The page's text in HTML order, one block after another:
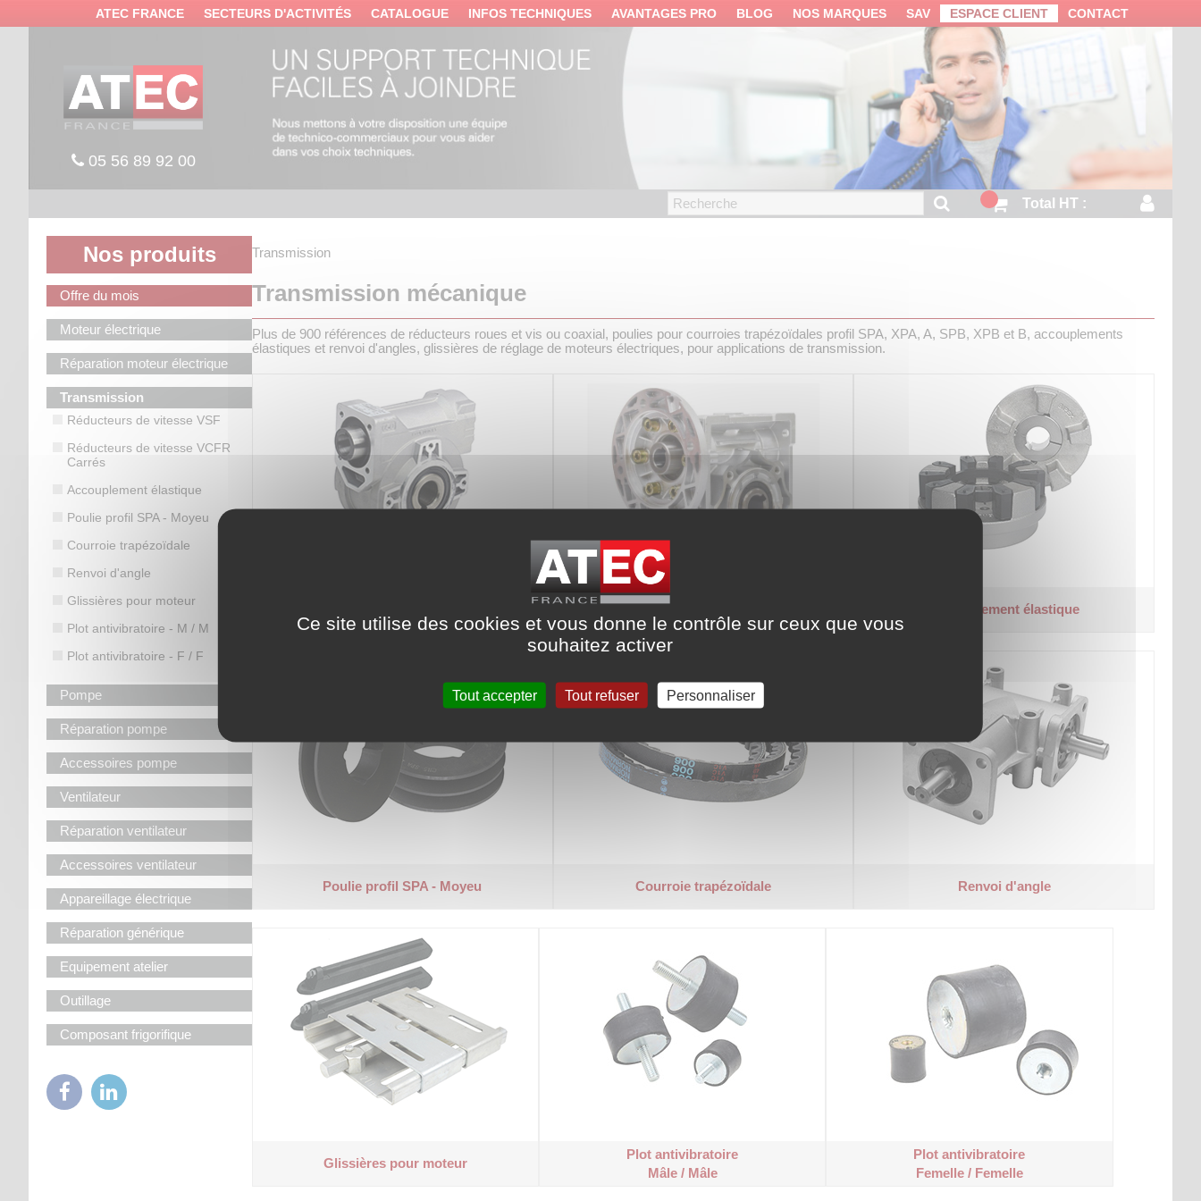
ATEC FRANCE SECTEURS D'ACTIVITÉS CATALOGUE INFOS TECHNIQUES AVANTAGES PRO BLOG NOS MARQUES SAV ESPACE CLIENT CONTACT
05 56 89 92 00
Total HT :
Nos produits
Offre du mois
Moteur électrique
Réparation moteur électrique
Transmission
Réducteurs de vitesse VSF
Réducteurs de vitesse VCFR
Carrés
Accouplement élastique
Poulie profil SPA - Moyeu
Courroie trapézoïdale
Renvoi d'angle
Glissières pour moteur
Plot antivibratoire - M / M
Plot antivibratoire - F / F
Pompe
Réparation pompe
Accessoires pompe
Ventilateur
Réparation ventilateur
Accessoires ventilateur
Appareillage électrique
Réparation générique
Equipement atelier
Outillage
Composant frigorifique
Transmission
Transmission mécanique
Plus de 900 références de réducteurs roues et vis ou coaxial, poulies pour courroies trapézoïdales profil SPA, XPA, A, SPB, XPB et B, accouplements
élastiques et renvoi d'angles, glissières de réglage de moteurs électriques, pour applications de transmission.
Réducteurs de vitesse VCFR
Carrés
Accouplement élastique
Poulie profil SPA - Moyeu Courroie trapézoïdale Renvoi d'angle
Glissières pour moteur
Plot antivibratoire
Mâle / Mâle
Plot antivibratoire
Femelle / Femelle
Panneau de gestion des cookies
Ce site utilise des cookies et vous donne le contrôle sur ceux que vous
souhaitez activer
Tout accepter Tout refuser Personnaliser